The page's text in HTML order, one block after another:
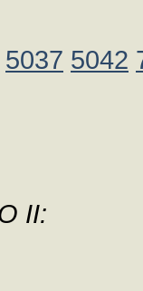
5037 5042
II: